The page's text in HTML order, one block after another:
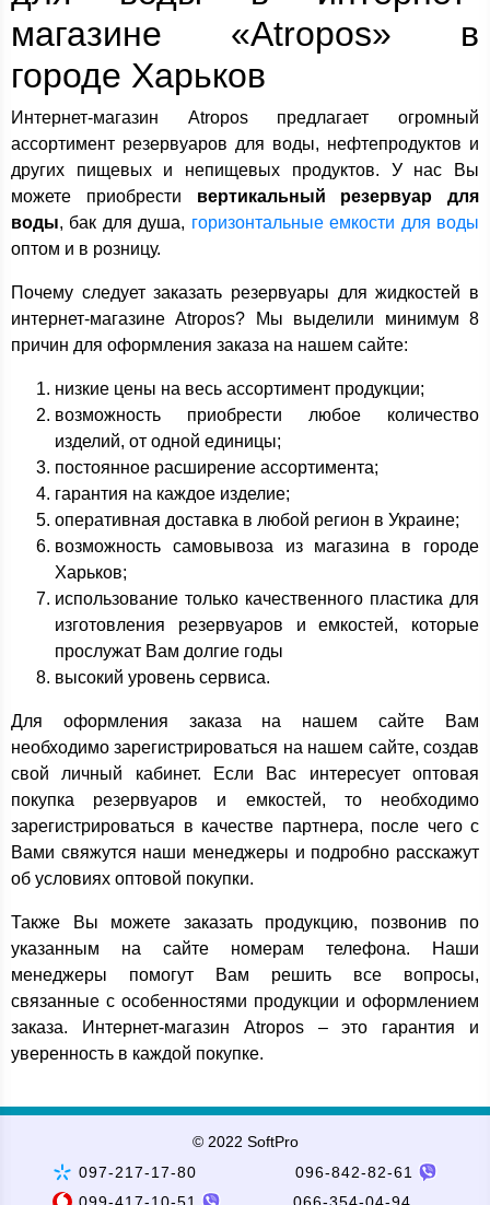
магазине «Atropos» в
городе Харьков
Интернет-магазин Atropos предлагает огромный
ассортимент резервуаров для воды, нефтепродуктов и
других пищевых и непищевых продуктов. У нас Вы
можете приобрести вертикальный резервуар для
воды, бак для душа, горизонтальные емкости для воды
оптом и в розницу.
Почему следует заказать резервуары для жидкостей в
интернет-магазине Atropos? Мы выделили минимум 8
причин для оформления заказа на нашем сайте:
низкие цены на весь ассортимент продукции;
возможность приобрести любое количество
изделий, от одной единицы;
постоянное расширение ассортимента;
гарантия на каждое изделие;
оперативная доставка в любой регион в Украине;
возможность самовывоза из магазина в городе
Харьков;
использование только качественного пластика для
изготовления резервуаров и емкостей, которые
прослужат Вам долгие годы
высокий уровень сервиса.
Для оформления заказа на нашем сайте Вам
необходимо зарегистрироваться на нашем сайте, создав
свой личный кабинет. Если Вас интересует оптовая
покупка резервуаров и емкостей, то необходимо
зарегистрироваться в качестве партнера, после чего с
Вами свяжутся наши менеджеры и подробно расскажут
об условиях оптовой покупки.
Также Вы можете заказать продукцию, позвонив по
указанным на сайте номерам телефона. Наши
менеджеры помогут Вам решить все вопросы,
связанные с особенностями продукции и оформлением
заказа. Интернет-магазин Atropos – это гарантия и
уверенность в каждой покупке.
© 2022 SoftPro
097-217-17-80
096-842-82-61